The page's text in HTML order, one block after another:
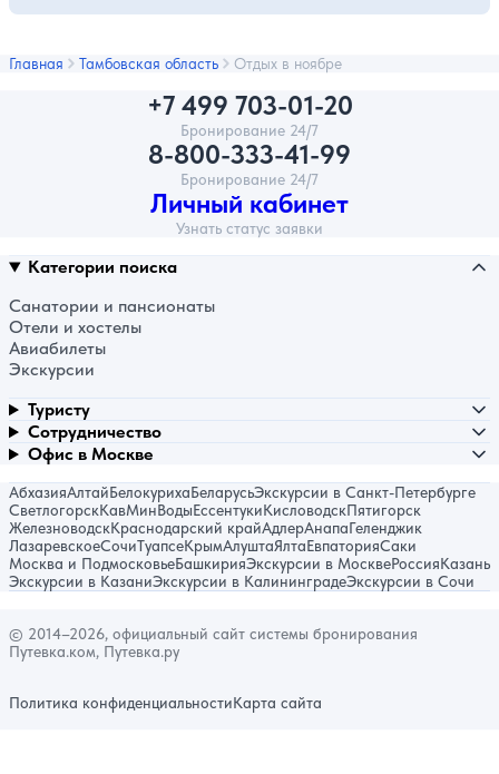
Главная Тамбовская область Отдых в ноябре
+7 499 703-01-20
Бронирование 24/7
8-800-333-41-99
Бронирование 24/7
Личный кабинет
Узнать статус заявки
Категории поиска
Санатории и пансионаты
Отели и хостелы
Авиабилеты
Экскурсии
Туристу
Сотрудничество
Офис в Москве
АбхазияАлтайБелокурихаБеларусьЭкскурсии в Санкт-Петербурге
СветлогорскКавМинВодыЕссентукиКисловодскПятигорск
ЖелезноводскКраснодарский крайАдлерАнапаГеленджик
ЛазаревскоеСочиТуапсеКрымАлуштаЯлтаЕвпаторияСаки
Москва и ПодмосковьеБашкирияЭкскурсии в МосквеРоссияКазань
Экскурсии в КазаниЭкскурсии в КалининградеЭкскурсии в Сочи
© 2014–2026, официальный сайт системы бронирования
Путевка.ком, Путевка.ру
Политика конфиденциальностиКарта сайта